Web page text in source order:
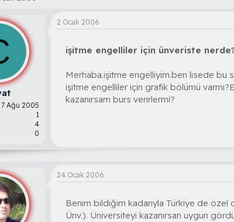
7 Ağu 2005
1
4
0
2 Ocak 2006
işitme engelliler için ünveriste
Merhaba.işitme engelliyim.ben lisede bu
işitme engelliler için grafik bölümü
kazanırsam burs verirlermi?
24 Ocak 2006
Benim bildiğim kadarıyla Türkiye de
Ünv.). Üniversiteyi kazanırsan uygun